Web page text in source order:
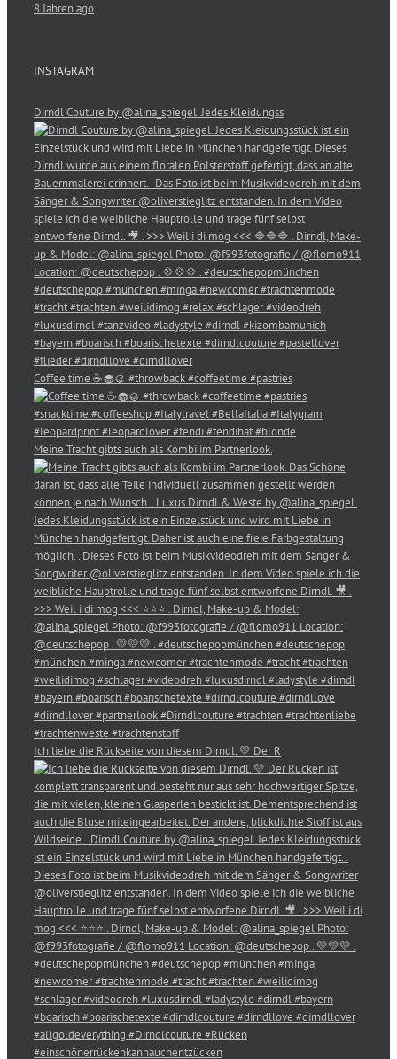
8 Jahren ago
INSTAGRAM
Dirndl Couture by @alina_spiegel. Jedes Kleidungss
Coffee time ☕️🧁🥮 #throwback #coffeetime #pastries
Meine Tracht gibts auch als Kombi im Partnerlook.
Ich liebe die Rückseite von diesem Dirndl. 💛 Der R